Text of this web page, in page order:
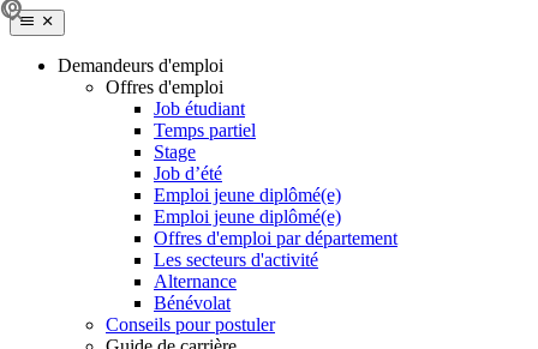
Demandeurs d'emploi
Offres d'emploi
Job étudiant
Temps partiel
Stage
Job d’été
Emploi jeune diplômé(e)
Emploi jeune diplômé(e)
Offres d'emploi par département
Les secteurs d'activité
Alternance
Bénévolat
Conseils pour postuler